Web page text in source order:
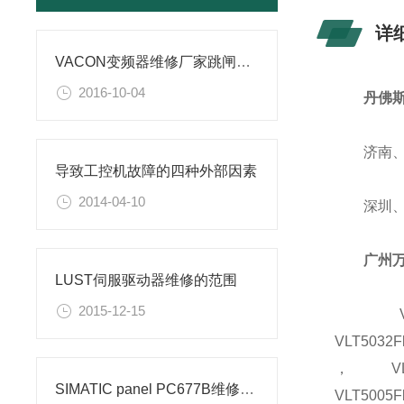
VACON变频器维修厂家跳闸故障
2016-10-04
导致工控机故障的四种外部因素
2014-04-10
LUST伺服驱动器维修的范围
2015-12-15
SIMATIC panel PC677B维修厂家
详
丹佛
济南、
深圳、
广州
，